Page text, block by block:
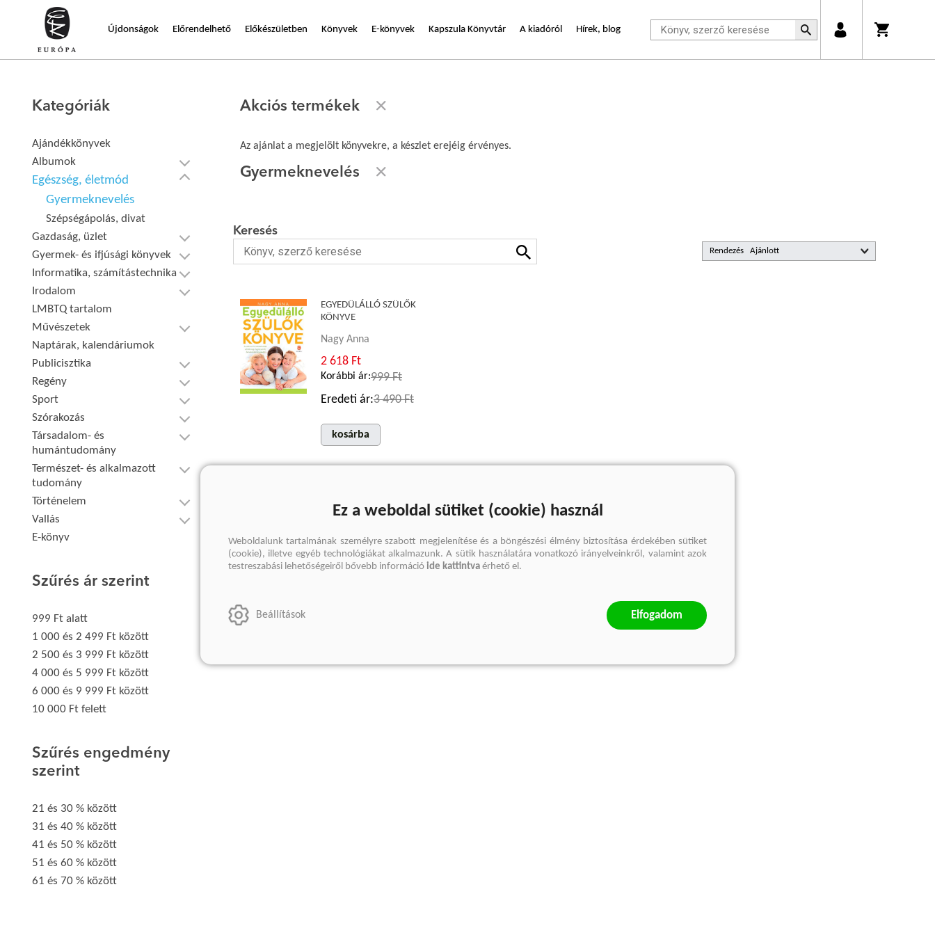
Újdonságok Előrendelhető Előkészületben Könyvek E-könyvek Kapszula Könyvtár A kiadóról Hírek, blog
Kategóriák
Ajándékkönyvek
Albumok
Egészség, életmód
Gyermeknevelés
Szépségápolás, divat
Gazdaság, üzlet
Gyermek- és ifjúsági könyvek
Informatika, számítástechnika
Irodalom
LMBTQ tartalom
Művészetek
Naptárak, kalendáriumok
Publicisztika
Regény
Sport
Szórakozás
Társadalom- és
humántudomány
Természet- és alkalmazott
tudomány
Történelem
Vallás
E-könyv
Szűrés ár szerint
999 Ft alatt
1 000 és 2 499 Ft között
2 500 és 3 999 Ft között
4 000 és 5 999 Ft között
6 000 és 9 999 Ft között
10 000 Ft felett
Szűrés engedmény
szerint
21 és 30 % között
31 és 40 % között
41 és 50 % között
51 és 60 % között
61 és 70 % között
Akciós termékek
Az ajánlat a megjelölt könyvekre, a készlet erejéig érvényes.
Gyermeknevelés
Rendezés
Keresés
EGYEDÜLÁLLÓ SZÜLŐK
KÖNYVE
Nagy Anna
2 618 Ft
Korábbi ár:999 Ft
Eredeti ár:3 490 Ft
kosárba
Ez a weboldal sütiket (cookie) használ
Weboldalunk tartalmának személyre szabott megjelenítése és a böngészési élmény biztosítása érdekében sütiket
(cookie), illetve egyéb technológiákat alkalmazunk. A sütik használatára vonatkozó irányelveinkről, valamint azok
testreszabási lehetőségeiről bővebb információ ide kattintva érhető el.
Beállítások Elfogadom